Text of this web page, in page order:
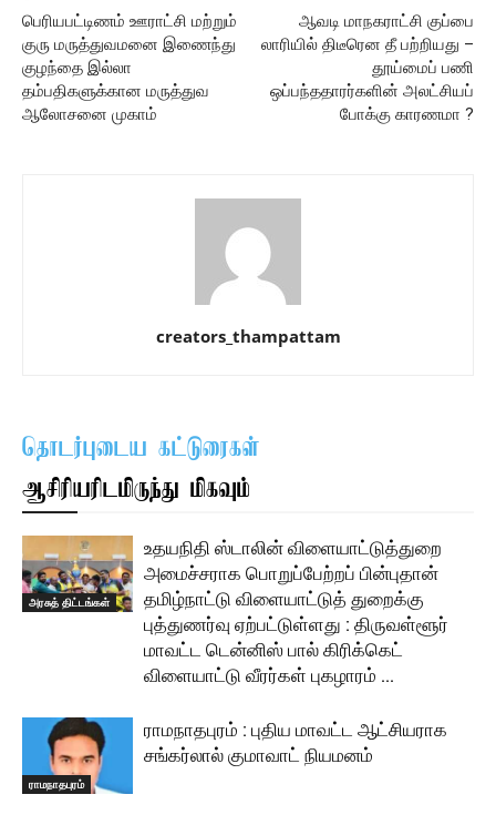
பெரியபட்டிணம் ஊராட்சி மற்றும்
குரு மருத்துவமனை இணைந்து
குழந்தை இல்லா
தம்பதிகளுக்கான மருத்துவ
ஆலோசனை முகாம்
ஆவடி மாநகராட்சி குப்பை
லாரியில் திடீரென தீ பற்றியது –
தூய்மைப் பணி
ஒப்பந்ததாரர்களின் அலட்சியப்
போக்கு காரணமா ?
creators_thampattam
தொடர்புடைய கட்டுரைகள்
ஆசிரியரிடமிருந்து மிகவும்
அரசுத் திட்டங்கள்
உதயநிதி ஸ்டாலின் விளையாட்டுத்துறை
அமைச்சராக பொறுப்பேற்றப் பின்புதான்
தமிழ்நாட்டு விளையாட்டுத் துறைக்கு
புத்துணர்வு ஏற்பட்டுள்ளது : திருவள்ளூர்
மாவட்ட டென்னிஸ் பால் கிரிக்கெட்
விளையாட்டு வீரர்கள் புகழாரம் …
ராமநாதபுரம்
ராமநாதபுரம் : புதிய மாவட்ட ஆட்சியராக
சங்கர்லால் குமாவாட் நியமனம்